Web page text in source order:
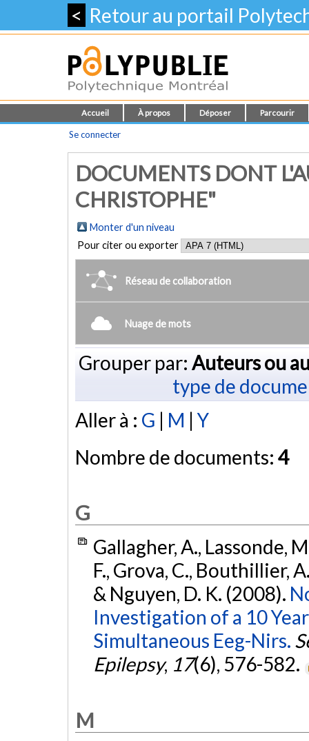
< Retour au portail
Accueil À propos Déposer Parcourir
Se connecter
DOCUMENTS DONT
CHRISTOPHE"
Monter d'un niveau
Pour citer ou exporter
Réseau de collaboration
Nuage de mots
Grouper par: Auteurs ou
type de
Aller à : G | M |Y
Nombre de documents: 4
G
Gallagher, A., Lassonde,
F., Grova, C., Bouthillier,
& Nguyen, D. K. (2008).
Investigation of a 10
Simultaneous Eeg-Nirs.
Epilepsy, 17(6), 576-582.
M